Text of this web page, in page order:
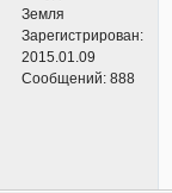
Земля
Зарегистрирован:
2015.01.09
Сообщений: 888